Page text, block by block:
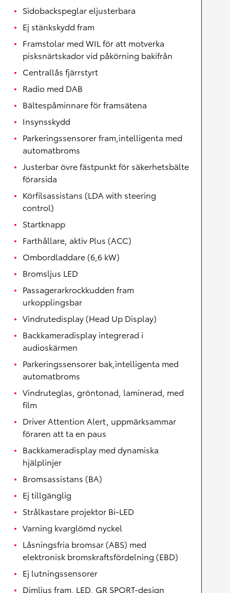
Sidobackspeglar eljusterbara
Ej stänkskydd fram
Framstolar med WIL för att motverka
pisksnärtskador vid påkörning bakifrån
Centrallås fjärrstyrt
Radio med DAB
Bältespåminnare för framsätena
Insynsskydd
Parkeringssensorer fram,intelligenta med
automatbroms
Justerbar övre fästpunkt för säkerhetsbälte
förarsida
Körfilsassistans (LDA with steering
control)
Startknapp
Farthållare, aktiv Plus (ACC)
Ombordladdare (6,6 kW)
Bromsljus LED
Passagerarkrockkudden fram
urkopplingsbar
Vindrutedisplay (Head Up Display)
Backkameradisplay integrerad i
audioskärmen
Parkeringssensorer bak,intelligenta med
automatbroms
Vindruteglas, gröntonad, laminerad, med
film
Driver Attention Alert, uppmärksammar
föraren att ta en paus
Backkameradisplay med dynamiska
hjälplinjer
Bromsassistans (BA)
Ej tillgänglig
Strålkastare projektor Bi-LED
Varning kvarglömd nyckel
Låsningsfria bromsar (ABS) med
elektronisk bromskraftsfördelning (EBD)
Ej lutningssensorer
Dimljus fram, LED, GR SPORT-design